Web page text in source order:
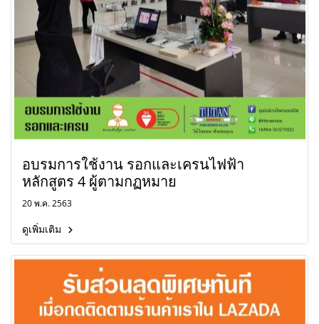
อบรมการใช้งาน รอกและเครนไฟฟ้า
หลักสูตร 4 ผู้ตามกฏหมาย
20 พ.ค. 2563
ดูเพิ่มเติม